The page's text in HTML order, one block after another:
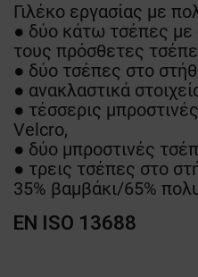
Γιλέκο εργασίας με
● δύο κάτω τσέπες
τους πρόσθετες
● δύο τσέπες στο
● ανακλαστικά
● τέσσερις
Velcro,
● δύο μπροστινές
● τρεις τσέπες στο
35% βαμβάκι/65%
EN ISO 13688